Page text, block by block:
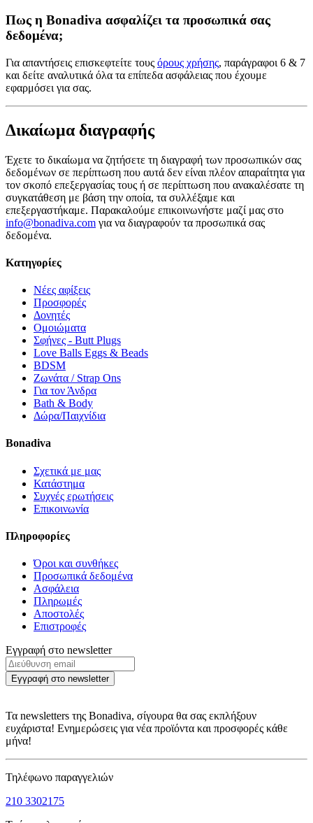
Πως η Bonadiva ασφαλίζει τα προσωπικά σας
δεδομένα;
Για απαντήσεις επισκεφτείτε τους όρους χρήσης, παράγραφοι 6 & 7
και δείτε αναλυτικά όλα τα επίπεδα ασφάλειας που έχουμε
εφαρμόσει για σας.
Δικαίωμα διαγραφής
Έχετε το δικαίωμα να ζητήσετε τη διαγραφή των προσωπικών σας
δεδομένων σε περίπτωση που αυτά δεν είναι πλέον απαραίτητα για
τον σκοπό επεξεργασίας τους ή σε περίπτωση που ανακαλέσατε τη
συγκατάθεση με βάση την οποία, τα συλλέξαμε και
επεξεργαστήκαμε. Παρακαλούμε επικοινωνήστε μαζί μας στο
info@bonadiva.com για να διαγραφούν τα προσωπικά σας
δεδομένα.
Κατηγορίες
Νέες αφίξεις
Προσφορές
Δονητές
Ομοιώματα
Σφήνες - Butt Plugs
Love Balls Eggs & Beads
BDSM
Ζωνάτα / Strap Ons
Για τον Άνδρα
Bath & Body
Δώρα/Παιχνίδια
Bonadiva
Σχετικά με μας
Κατάστημα
Συχνές ερωτήσεις
Επικοινωνία
Πληροφορίες
Όροι και συνθήκες
Προσωπικά δεδομένα
Ασφάλεια
Πληρωμές
Αποστολές
Επιστροφές
Εγγραφή στο newsletter
Εγγραφή στο newsletter
Τα newsletters της Bonadiva, σίγουρα θα σας εκπλήξουν
ευχάριστα! Ενημερώσεις για νέα προϊόντα και προσφορές κάθε
μήνα!
Τηλέφωνο παραγγελιών
210 3302175